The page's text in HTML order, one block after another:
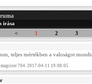
írása
< 1 2 3
teljes mértékben a valoságot
704. 2017-04-11 19:08:05